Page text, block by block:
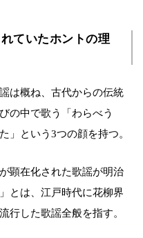
ていたホントの理
は概ね、古代からの伝統
の中で歌う「わらべう
」という3つの顔を持つ。
顕在化された歌謡が明治
とは、江戸時代に花柳界
行した歌謡全般を指す。